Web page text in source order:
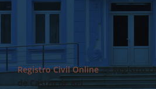
Registro Civil Online>>Registro
de Castro de Rei